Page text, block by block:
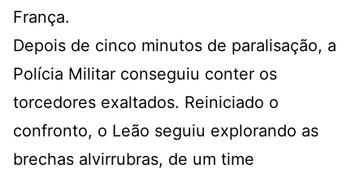
França.
Depois de cinco minutos de paralisação, a
Polícia Militar conseguiu conter os
torcedores exaltados. Reiniciado o
confronto, o Leão seguiu explorando as
brechas alvirrubras, de um time